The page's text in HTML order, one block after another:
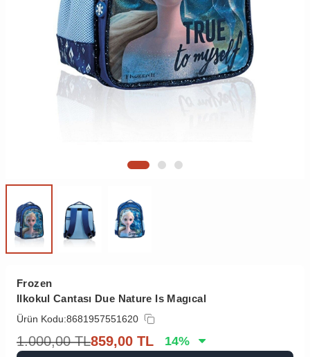
Frozen
Ilkokul Cantası Due Nature Is Magıcal
Ürün Kodu:8681957551620
1.000,00 TL859,00 TL 14%